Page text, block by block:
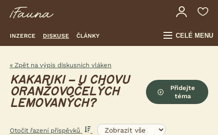
INZERCE DISKUSE ČLÁNKY CELÉ MENU
« Zpět na výpis diskusních vláken
KAKARIKI – U CHOVU
ORANŽOVOČELÝCH
LEMOVANÝCH?
Přidejte
téma
Otočit řazení příspěvků